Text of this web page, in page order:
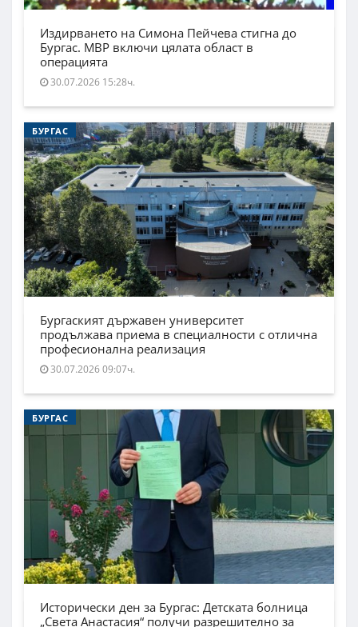
Издирването на Симона Пейчева стигна до
Бургас. МВР включи цялата област в
операцията
30.07.2026 15:28ч.
БУРГАС
Бургаският държавен университет
продължава приема в специалности с отлична
професионална реализация
30.07.2026 09:07ч.
БУРГАС
Исторически ден за Бургас: Детската болница
„Света Анастасия“ получи разрешително за